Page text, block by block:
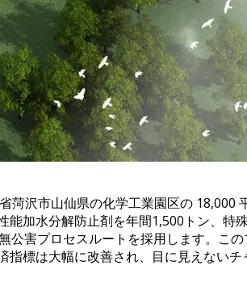
菏沢市山仙県の化学工業園区の 18,000
加水分解防止剤を年間1,500トン、特
害プロセスルートを採用します。この
標は大幅に改善され、目に見えないチ